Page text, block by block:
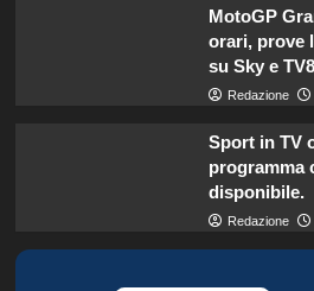
MotoGP
orari, prove
su Sky e
Redazione
Sport in TV
programma
disponibile.
Redazione